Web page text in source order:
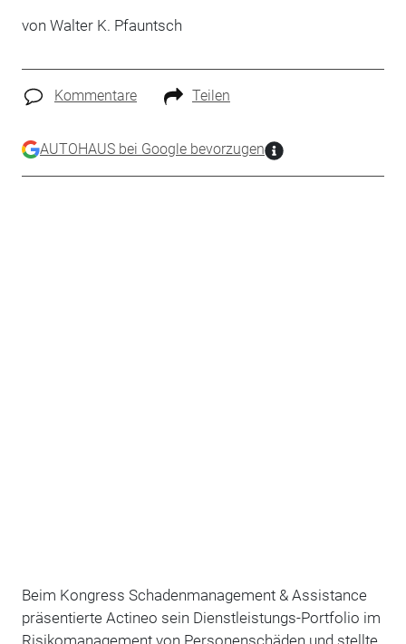
von Walter K. Pfauntsch
Kommentare Teilen
AUTOHAUS bei Google bevorzugen
Beim Kongress Schadenmanagement & Assistance
präsentierte Actineo sein Dienstleistungs-Portfolio im
Risikomanagement von Personenschäden und stellte